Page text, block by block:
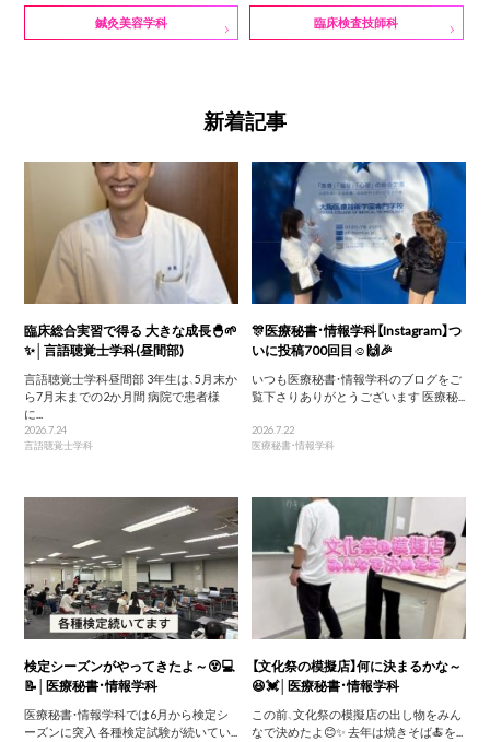
鍼灸美容学科 臨床検査技師科
新着記事
臨床総合実習で得る 大きな成長🐣🌱
✨│言語聴覚士学科(昼間部)
言語聴覚士学科昼間部 3年生は、5月末か
ら7月末までの2か月間 病院で患者様
に...
2026.7.24
言語聴覚士学科
🎊医療秘書・情報学科【Instagram】つ
いに投稿700回目☺️🙌🎉
いつも医療秘書・情報学科のブログをご
覧下さりありがとうございます 医療秘...
2026.7.22
医療秘書・情報学科
検定シーズンがやってきたよ～😵💻
📝│医療秘書・情報学科
医療秘書・情報学科では6月から検定シ
ーズンに突入 各種検定試験が続いてい...
【文化祭の模擬店】何に決まるかな～
😆💓│医療秘書・情報学科
この前、文化祭の模擬店の出し物をみん
なで決めたよ😊✨ 去年は焼きそば🍝を...